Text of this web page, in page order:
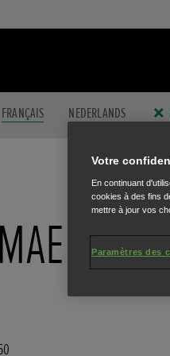
FRANÇAIS NEDERLANDS
Votre
En continuant
cookies à des fins
mettre à jour vos
Paramètres des